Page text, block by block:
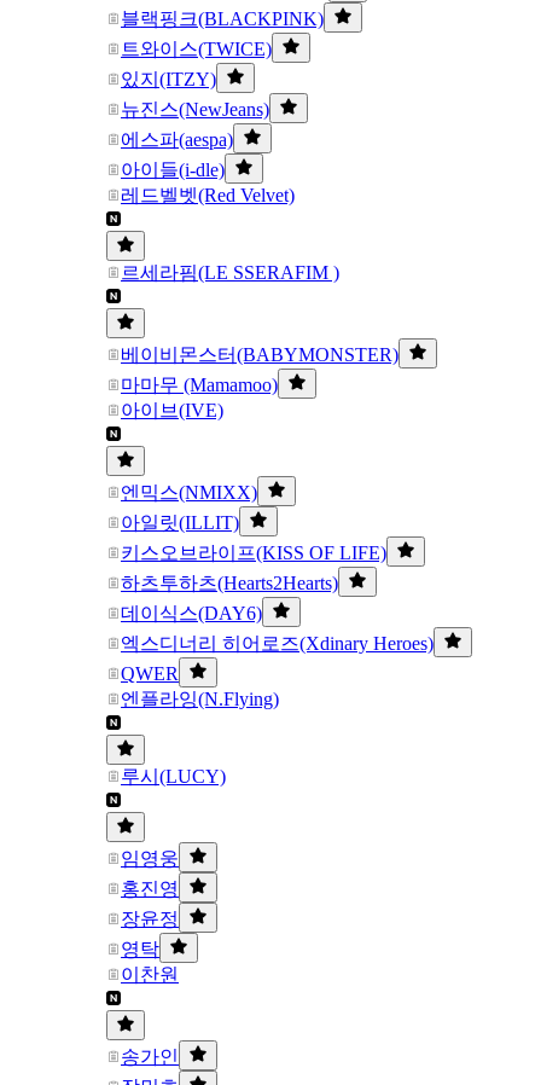
블랙핑크(BLACKPINK)
트와이스(TWICE)
있지(ITZY)
뉴진스(NewJeans)
에스파(aespa)
아이들(i-dle)
레드벨벳(Red Velvet)
르세라핌(LE SSERAFIM )
베이비몬스터(BABYMONSTER)
마마무 (Mamamoo)
아이브(IVE)
엔믹스(NMIXX)
아일릿(ILLIT)
키스오브라이프(KISS OF LIFE)
하츠투하츠(Hearts2Hearts)
데이식스(DAY6)
엑스디너리 히어로즈(Xdinary Heroes)
QWER
엔플라잉(N.Flying)
루시(LUCY)
임영웅
홍진영
장윤정
영탁
이찬원
송가인